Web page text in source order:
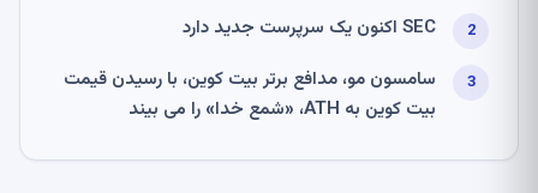
SEC اکنون یک سرپرست جدید دارد
سامسون مو، مدافع برتر بیت کوین، با رسیدن قیمت
بیت کوین به ATH، «شمع خدا» را می بیند